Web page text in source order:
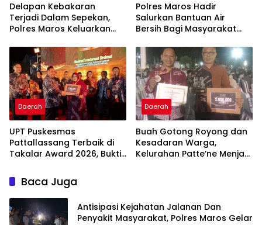
Delapan Kebakaran
Terjadi Dalam Sepekan,
Polres Maros Keluarkan
Masyarakat
Polres Maros Hadir
Salurkan Bantuan Air
Bersih Bagi Masyarakat
Di Maros
Daerah
UPT Puskesmas
Pattallassang Terbaik di
Takalar Award 2026, Bukti
Pelayanan Kesehatan
Berkualitas
Daerah
Buah Gotong Royong dan
Kesadaran Warga,
Kelurahan Patte’ne Menjadi
Baca Juga
Antisipasi Kejahatan Jalanan Dan
Penyakit Masyarakat, Polres Maros Gelar